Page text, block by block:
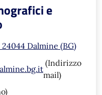
e
Dalmine (BG)
(Indirizzo
mail)